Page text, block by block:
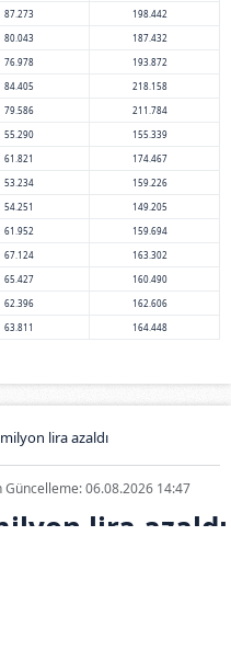
87.273
198.442
80.043
187.432
76.978
193.872
84.405
218.158
79.586
211.784
55.290
155.339
61.821
174.467
53.234
159.226
54.251
149.205
61.952
159.694
67.124
163.302
65.427
160.490
62.396
162.606
63.811 164.448
lira azaldı
Güncelleme: 06.08.2026 14:47
lira azaldı